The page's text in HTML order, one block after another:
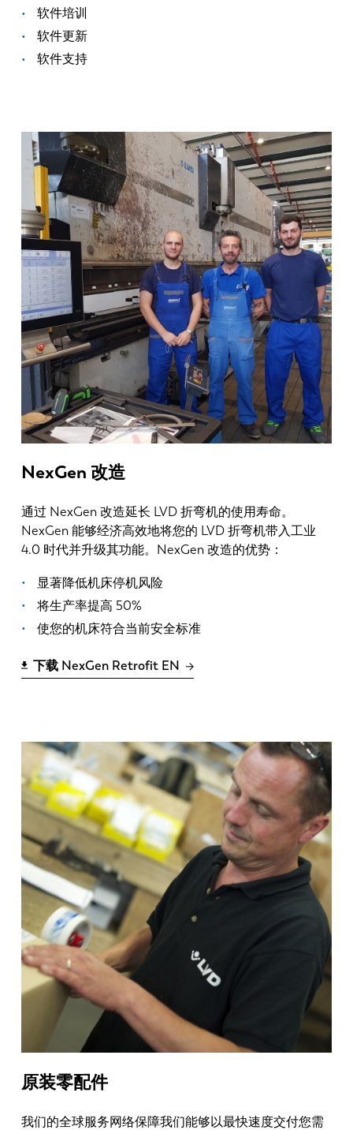
软件培训
软件更新
软件支持
NexGen 改造
通过 NexGen 改造延长 LVD 折弯机的使用寿命。
NexGen 能够经济高效地将您的 LVD 折弯机带入工业
4.0 时代并升级其功能。NexGen 改造的优势：
显著降低机床停机风险
将生产率提高 50%
使您的机床符合当前安全标准
下载 NexGen Retrofit EN
原装零配件
我们的全球服务网络保障我们能够以最快速度交付您需